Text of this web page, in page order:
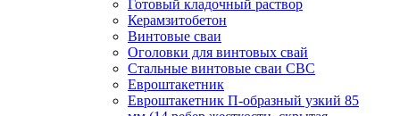
Готовый кладочный раствор
Керамзитобетон
Винтовые сваи
Оголовки для винтовых свай
Стальные винтовые сваи СВС
Евроштакетник
Евроштакетник П-образный узкий 85